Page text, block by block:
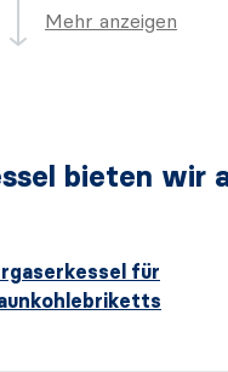
Mehr anzeigen
bieten wir
für